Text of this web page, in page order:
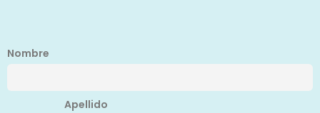
Nombre
Apellido